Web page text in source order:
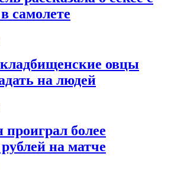
самолете
овцы
на людей
проиграл более
на матче